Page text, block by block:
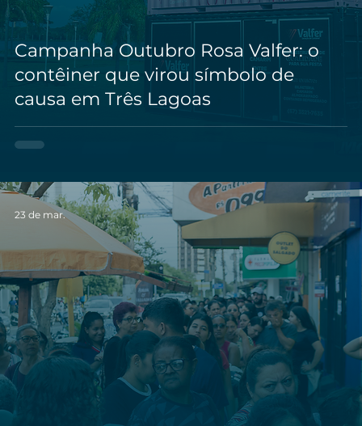
Campanha Outubro Rosa Valfer: o
contêiner que virou símbolo de
causa em Três Lagoas
23 de mar.